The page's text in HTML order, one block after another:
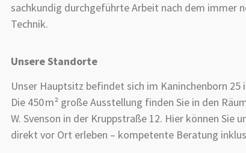
sachkundig durchgeführte Arbeit nach dem immer
Technik.
Unsere Standorte
Unser Hauptsitz befindet sich im Kaninchenborn 25
Die 450 m² große Ausstellung finden Sie in den
W. Svenson in der Kruppstraße 12. Hier können Sie
direkt vor Ort erleben – kompetente Beratung